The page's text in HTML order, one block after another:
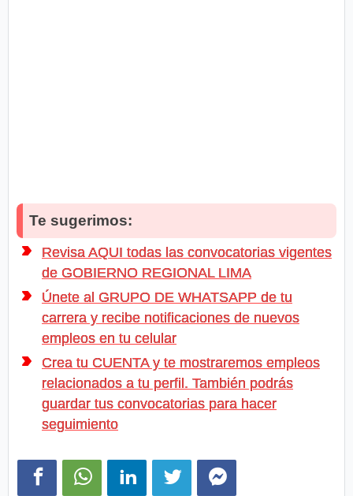
Te sugerimos:
Revisa AQUI todas las convocatorias vigentes
de GOBIERNO REGIONAL LIMA
Únete al GRUPO DE WHATSAPP de tu
carrera y recibe notificaciones de nuevos
empleos en tu celular
Crea tu CUENTA y te mostraremos empleos
relacionados a tu perfil. También podrás
guardar tus convocatorias para hacer
seguimiento